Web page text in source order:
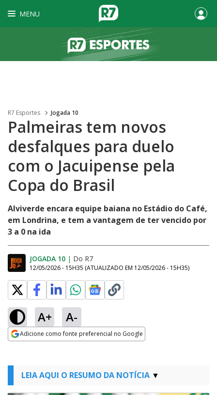
MENU
R7 Esportes Jogada 10
Palmeiras tem novos
desfalques para duelo
com o Jacuipense pela
Copa do Brasil
Alviverde encara equipe baiana no Estádio do Café,
em Londrina, e tem a vantagem de ter vencido por
3 a 0 na ida
JOGADA 10 | Do R7
12/05/2026 - 15H35 (ATUALIZADO EM 12/05/2026 - 15H35)
A+ A-
Adicione como fonte preferencial no Google
LEIA AQUI O RESUMO DA NOTÍCIA